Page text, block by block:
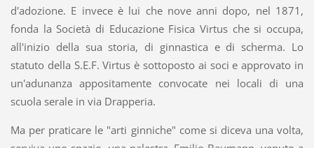
d'adozione. E invece è lui che nove anni dopo, nel 1871,
fonda la Società di Educazione Fisica Virtus che si occupa,
all'inizio della sua storia, di ginnastica e di scherma. Lo
statuto della S.E.F. Virtus è sottoposto ai soci e approvato in
un'adunanza appositamente convocate nei locali di una
scuola serale in via Drapperia.
Ma per praticare le "arti ginniche" come si diceva una volta,